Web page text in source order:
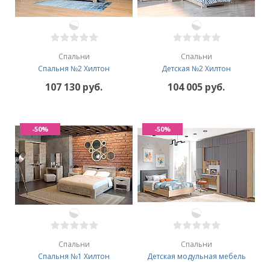
Спальни
Спальня №2 Хилтон
107 130 руб.
Спальни
Детская №2 Хилтон
104 005 руб.
Спальни
Спальня №1 Хилтон
-50%
Спальни
Детская модульная мебель
-50%